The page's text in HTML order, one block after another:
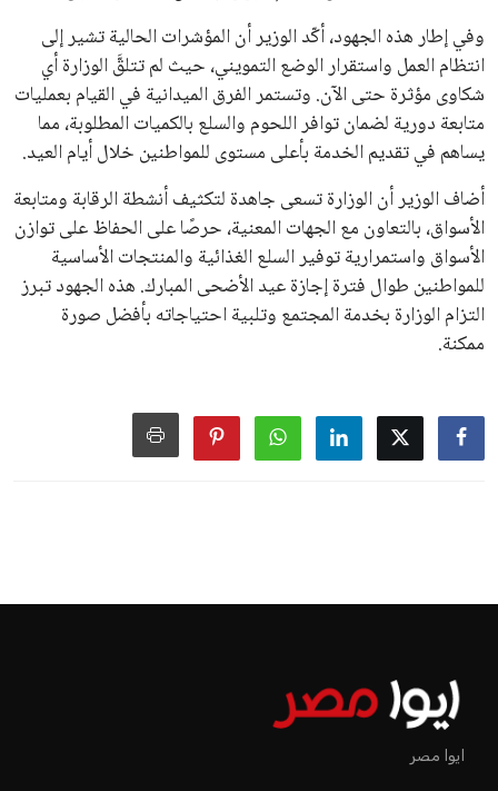
وفي إطار هذه الجهود، أكّد الوزير أن المؤشرات الحالية تشير إلى
انتظام العمل واستقرار الوضع التمويني، حيث لم تتلقَّ الوزارة أي
شكاوى مؤثرة حتى الآن. وتستمر الفرق الميدانية في القيام بعمليات
متابعة دورية لضمان توافر اللحوم والسلع بالكميات المطلوبة، مما
يساهم في تقديم الخدمة بأعلى مستوى للمواطنين خلال أيام العيد.
أضاف الوزير أن الوزارة تسعى جاهدة لتكثيف أنشطة الرقابة ومتابعة
الأسواق، بالتعاون مع الجهات المعنية، حرصًا على الحفاظ على توازن
الأسواق واستمرارية توفير السلع الغذائية والمنتجات الأساسية
للمواطنين طوال فترة إجازة عيد الأضحى المبارك. هذه الجهود تبرز
التزام الوزارة بخدمة المجتمع وتلبية احتياجاته بأفضل صورة
ممكنة.
إنفانتينو يخطو نحو ولاية رابعة في
عمر إبراهيم منذ 18 أيام